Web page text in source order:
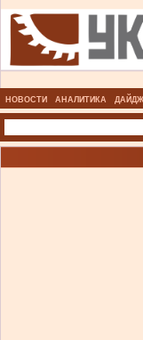
НОВОСТИ АНАЛИТИКА